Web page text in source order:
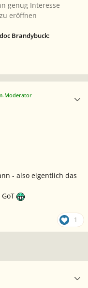
genug Interesse
eröffnen
Brandybuck:
Moderator
- also eigentlich das
1